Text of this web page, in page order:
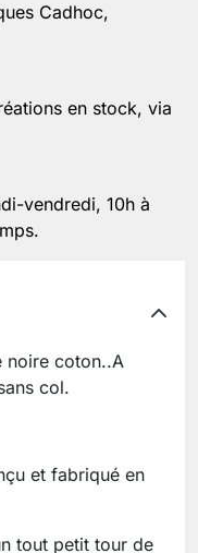
Cadhoc,
en stock, via
vendredi, 10h à
noire coton..A
col.
et fabriqué en
tout petit tour de